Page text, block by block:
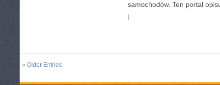
samochodów. Ten portal
]
« Older Entries